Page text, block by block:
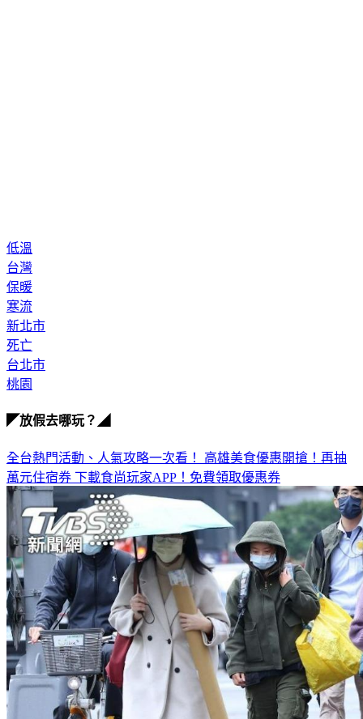
低溫
台灣
保暖
寒流
新北市
死亡
台北市
桃園
◤放假去哪玩？◢
全台熱門活動、人氣攻略一次看！ 高雄美食優惠開搶！再抽
萬元住宿券 下載食尚玩家APP！免費領取優惠券